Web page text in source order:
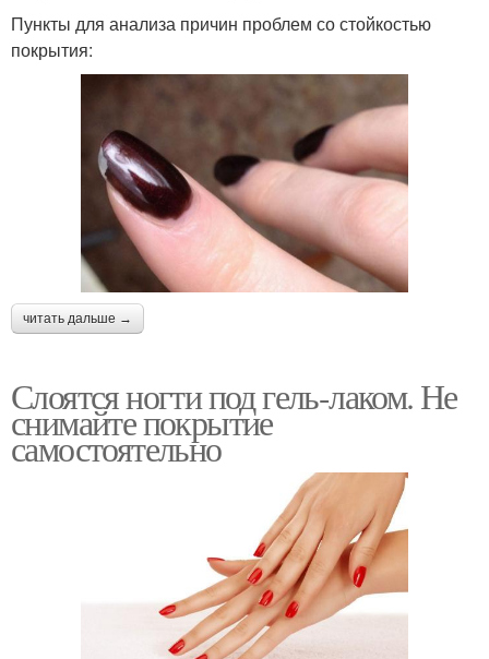
Пункты для анализа причин проблем со стойкостью
покрытия:
читать дальше →
Слоятся ногти под гель-лаком. Не
снимайте покрытие
самостоятельно